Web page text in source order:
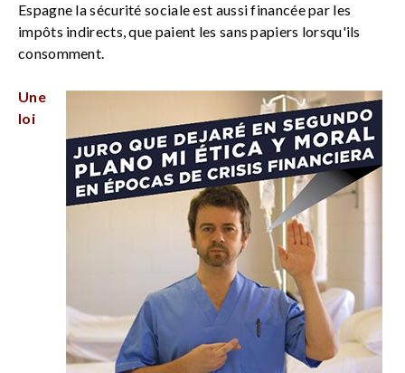
Espagne la sécurité sociale est aussi financée par les
impôts indirects, que paient les sans papiers lorsqu'ils
consomment.
Une
loi